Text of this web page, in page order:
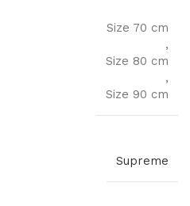
Size 70 cm
,
Size 80 cm
,
Size 90 cm
Supreme